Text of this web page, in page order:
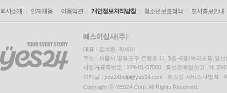
회사소개 인재채용 이용약관 개인정보처리방침 청소년보호정책 도서홍보안내
대표 : 김석환, 최세라
주소 : 서울시 영등포구 은행로 11, 5층~6층(여의도동,일신
사업자등록번호 : 229-81-37000 통신판매업신고 : 제
이메일 : yes24help@yes24.com 호스팅 서비스사업자 :
Copyright ⓒ YES24 Corp. All Rights Reserved.